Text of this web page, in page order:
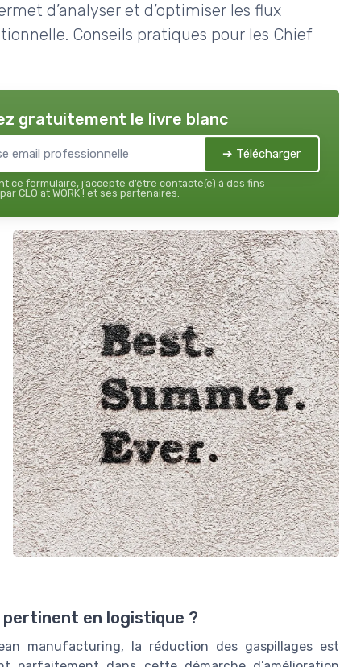
d’analyser et d’optimiser les flux
Conseils pratiques pour les Chief
gratuitement le livre blanc
➔ Télécharger
ce formulaire, j’accepte d’être contacté(e) à des fins
CLO at WORK ! et ses partenaires.
en logistique ?
manufacturing, la réduction des gaspillages est